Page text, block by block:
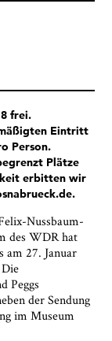
frei.
Eintritt
Person.
Plätze
erbitten wir
Nussbaum-
des WDR hat
am 27. Januar
Peggs
der Sendung
im Museum
das
um mir den
kann diese
die
lassen. Es